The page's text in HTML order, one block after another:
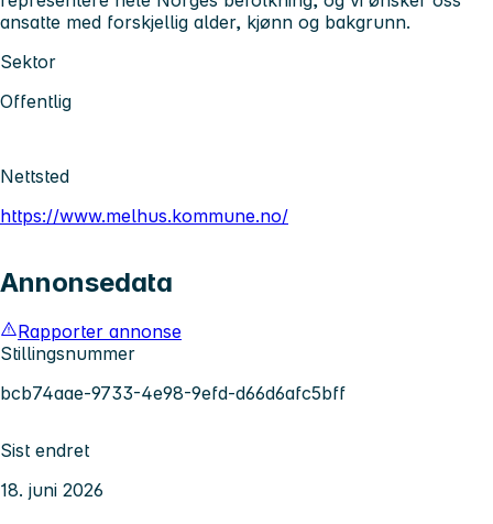
ansatte med forskjellig alder, kjønn og bakgrunn.
Sektor
Offentlig
Nettsted
https://www.melhus.kommune.no/
Annonsedata
Rapporter annonse
Stillingsnummer
bcb74aae-9733-4e98-9efd-d66d6afc5bff
Sist endret
18. juni 2026